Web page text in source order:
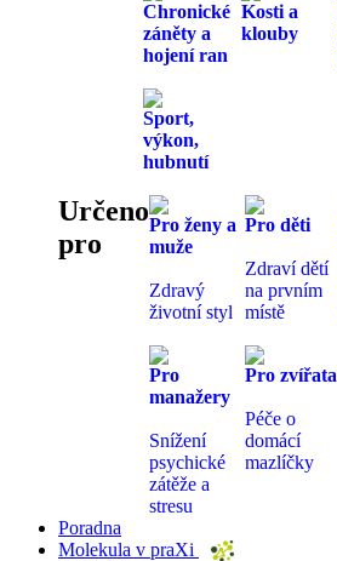
Chronické
záněty a
hojení ran
Kosti a
klouby
Sport,
výkon,
hubnutí
Určeno
pro
Pro ženy a
muže
Zdravý
životní styl
Pro děti
Zdraví dětí
na prvním
místě
Pro
manažery
Snížení
psychické
zátěže a
stresu
Pro zvířata
Péče o
domácí
mazlíčky
Poradna
Molekula v praXi